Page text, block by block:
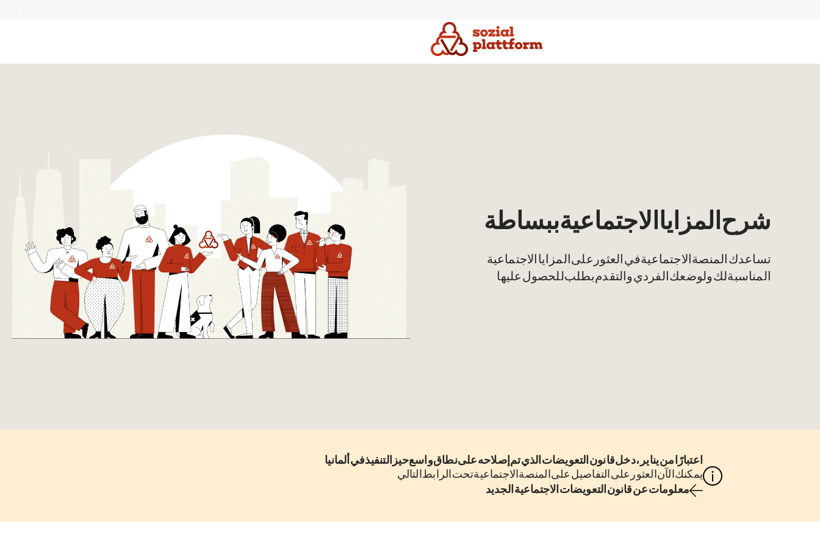
شرح المزايا الاجتماعية ببساطة
تساعدك المنصة الاجتماعية في العثور على المزايا الاجتماعية
المناسبة لك ولوضعك الفردي والتقدم بطلب للحصول عليها.
اعتبارًا من 1 يناير 2024، دخل قانون التعويضات الذي تم إصلاحه على نطاق واسع حيز التنفيذ في ألمانيا.
يمكنك الآن العثور على التفاصيل على المنصة الاجتماعية تحت الرابط التالي:
معلومات عن قانون التعويضات الاجتماعية الجديد - SGB XIV